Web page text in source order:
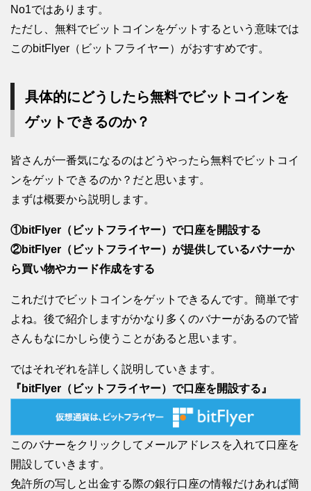
No1ではあります。
ただし、無料でビットコインをゲットするという意味では
このbitFlyer（ビットフライヤー）がおすすめです。
具体的にどうしたら無料でビットコインを
ゲットできるのか？
皆さんが一番気になるのはどうやったら無料でビットコイ
ンをゲットできるのか？だと思います。
まずは概要から説明します。
①bitFlyer（ビットフライヤー）で口座を開設する
②bitFlyer（ビットフライヤー）が提供しているバナーか
ら買い物やカード作成をする
これだけでビットコインをゲットできるんです。簡単です
よね。後で紹介しますがかなり多くのバナーがあるので皆
さんもなにかしら使うことがあると思います。
ではそれぞれを詳しく説明していきます。
『bitFlyer（ビットフライヤー）で口座を開設する』
このバナーをクリックしてメールアドレスを入れて口座を
開設していきます。
免許所の写しと出金する際の銀行口座の情報だけあれば簡